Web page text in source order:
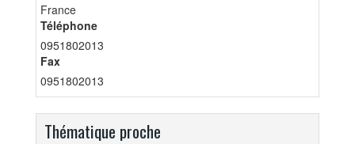
France
Téléphone
0951802013
Fax
0951802013
Thématique proche